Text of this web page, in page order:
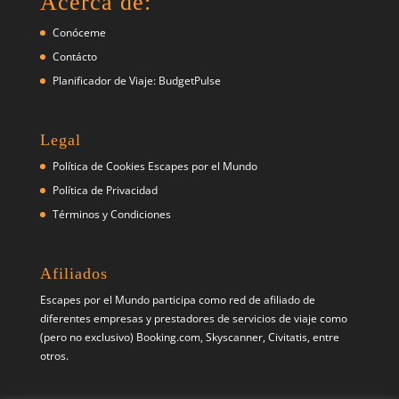
Conóceme
Contácto
Planificador de Viaje: BudgetPulse
Legal
Política de Cookies Escapes por el Mundo
Política de Privacidad
Términos y Condiciones
Afiliados
Escapes por el Mundo participa como red de afiliado de
diferentes empresas y prestadores de servicios de viaje como
(pero no exclusivo) Booking.com, Skyscanner, Civitatis, entre
otros.